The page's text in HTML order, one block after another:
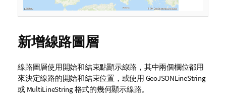
新增線路圖層
線路圖層使用開始和結束點顯示線路，其中兩個欄位都用
來決定線路的開始和結束位置，或使用 GeoJSONLineString
或 MultiLineString格式的幾何顯示線路。